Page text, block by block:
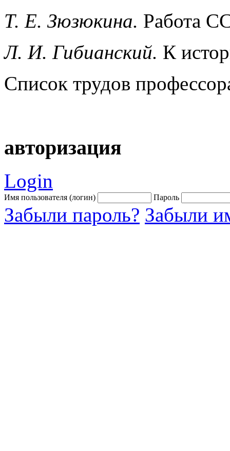
Т. Е. Зюзюкина. Работа
Л. И. Гибианский. К
Список трудов
авторизация
Login
Имя пользователя (логин) Пароль
Забыли пароль? Забыли